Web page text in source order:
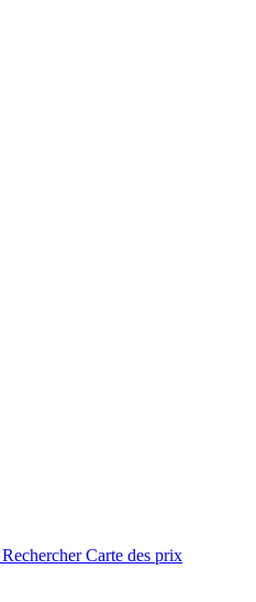
Rechercher Carte des prix